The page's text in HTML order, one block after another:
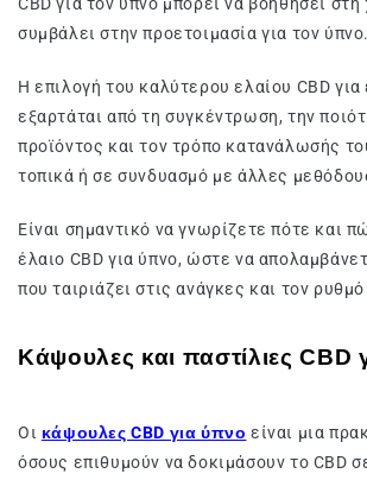
συμβάλει στην προετοιμασία για τον ύπνο.
Η επιλογή του καλύτερου ελαίου CBD
εξαρτάται από τη συγκέντρωση, την
προϊόντος και τον τρόπο κατανάλωσής
τοπικά ή σε συνδυασμό με άλλες
Είναι σημαντικό να γνωρίζετε πότε και
έλαιο CBD για ύπνο, ώστε να
που ταιριάζει στις ανάγκες και τον
Κάψουλες και παστίλιες CBD
Οι κάψουλες CBD για ύπνο είναι μια
όσους επιθυμούν να δοκιμάσουν το CBD